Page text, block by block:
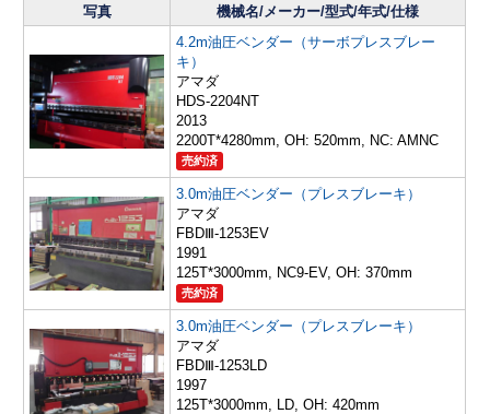
写真
機械名/メーカー/型式/年式/仕様
4.2m油圧ベンダー（サーボプレスブレー
キ）
アマダ
HDS-2204NT
2013
2200T*4280mm, OH: 520mm, NC: AMNC
売約済
3.0m油圧ベンダー（プレスブレーキ）
アマダ
FBDⅢ-1253EV
1991
125T*3000mm, NC9-EV, OH: 370mm
売約済
3.0m油圧ベンダー（プレスブレーキ）
アマダ
FBDⅢ-1253LD
1997
125T*3000mm, LD, OH: 420mm